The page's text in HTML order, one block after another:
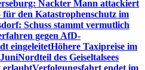
Nackter Mann attackiert
den Katastrophenschutz im
Schuss stammt vermutlich
gegen AfD-
eingeleitetHöhere Taxipreise im
Nordteil des Geiseltalsees
erlaubtVerfolgungsfahrt endet im